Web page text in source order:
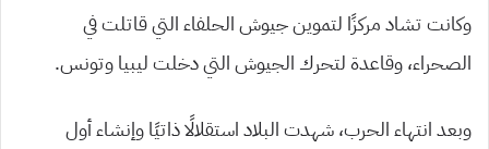
وكانت تشاد مركزًا لتموين جيوش الحلفاء التي قاتلت في
الصحراء، وقاعدة لتحرك الجيوش التي دخلت ليبيا وتونس.
وبعد انتهاء الحرب، شهدت البلاد استقلالًا ذاتيًا وإنشاء أول